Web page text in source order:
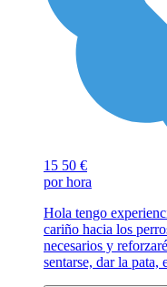
15 50 €
por hora
Hola tengo
cariño hacia los
necesarios y
sentarse, dar la pata,